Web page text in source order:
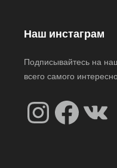
Наш инстаграм
Подписывайтесь на
всего самого
VK